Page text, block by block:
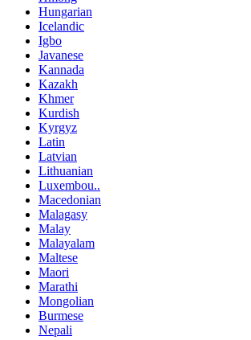
Hungarian
Icelandic
Igbo
Javanese
Kannada
Kazakh
Khmer
Kurdish
Kyrgyz
Latin
Latvian
Lithuanian
Luxembou..
Macedonian
Malagasy
Malay
Malayalam
Maltese
Maori
Marathi
Mongolian
Burmese
Nepali